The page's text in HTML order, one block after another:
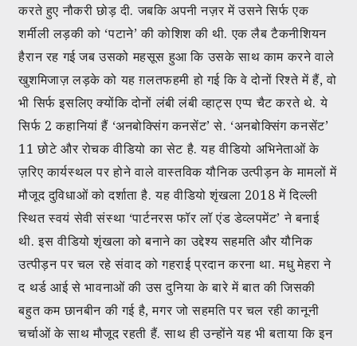
करते हुए नौकरी छोड़ दी. जबकि अपनी नज़र में उसने सिर्फ एक
शर्मीली लड़की को ‘पटाने’ की कोशिश की थी. एक लैब टैकनीशियन
हैरान रह गई जब उसको महसूस हुआ कि उसके साथ काम करने वाले
खुशमिजाज़ लड़के को यह ग़लतफहमी हो गई कि वे दोनों रिश्ते में हैं, वो
भी सिर्फ इसलिए क्योंकि दोनों लंबी लंबी व्हाट्स एप्प चैट करते थे. ये
सिर्फ 2 कहानियां हैं ‘अनबोक्सिंग कनसेंट’ से. ‘अनबोक्सिंग कनसेंट’
11 छोटे और रोचक वीडियो का सेट है. यह वीडियो अभिनेताओं के
ज़रिए कार्यस्थल पर होने वाले वास्तविक यौनिक उत्पीड़न के मामलों में
मौजूद दुविधाओं को दर्शाता है. यह वीडियो शृंखला 2018 में दिल्ली
स्थित स्वयं सेवी संस्था ‘पार्टनरस फॉर लॉ एंड डेव्लपमेंट’ ने बनाई
थी. इस वीडियो शृंखला को बनाने का उद्देश्य सहमति और यौनिक
उत्पीड़न पर चल रहे संवाद को गहराई प्रदान करना था. मधु मेहरा ने
द थर्ड आई से भावनाओं की उस दुनिया के बारे में बात की जिसकी
बहुत कम छानबीन की गई है, मगर जो सहमति पर चल रही कानूनी
चर्चाओं के साथ मौजूद रहती हैं. साथ ही उन्होंने यह भी बताया कि इन